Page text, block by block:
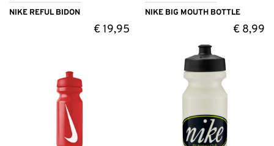
NIKE REFUL BIDON
€19,95
NIKE BIG MOUTH BOTTLE
€ 8,99